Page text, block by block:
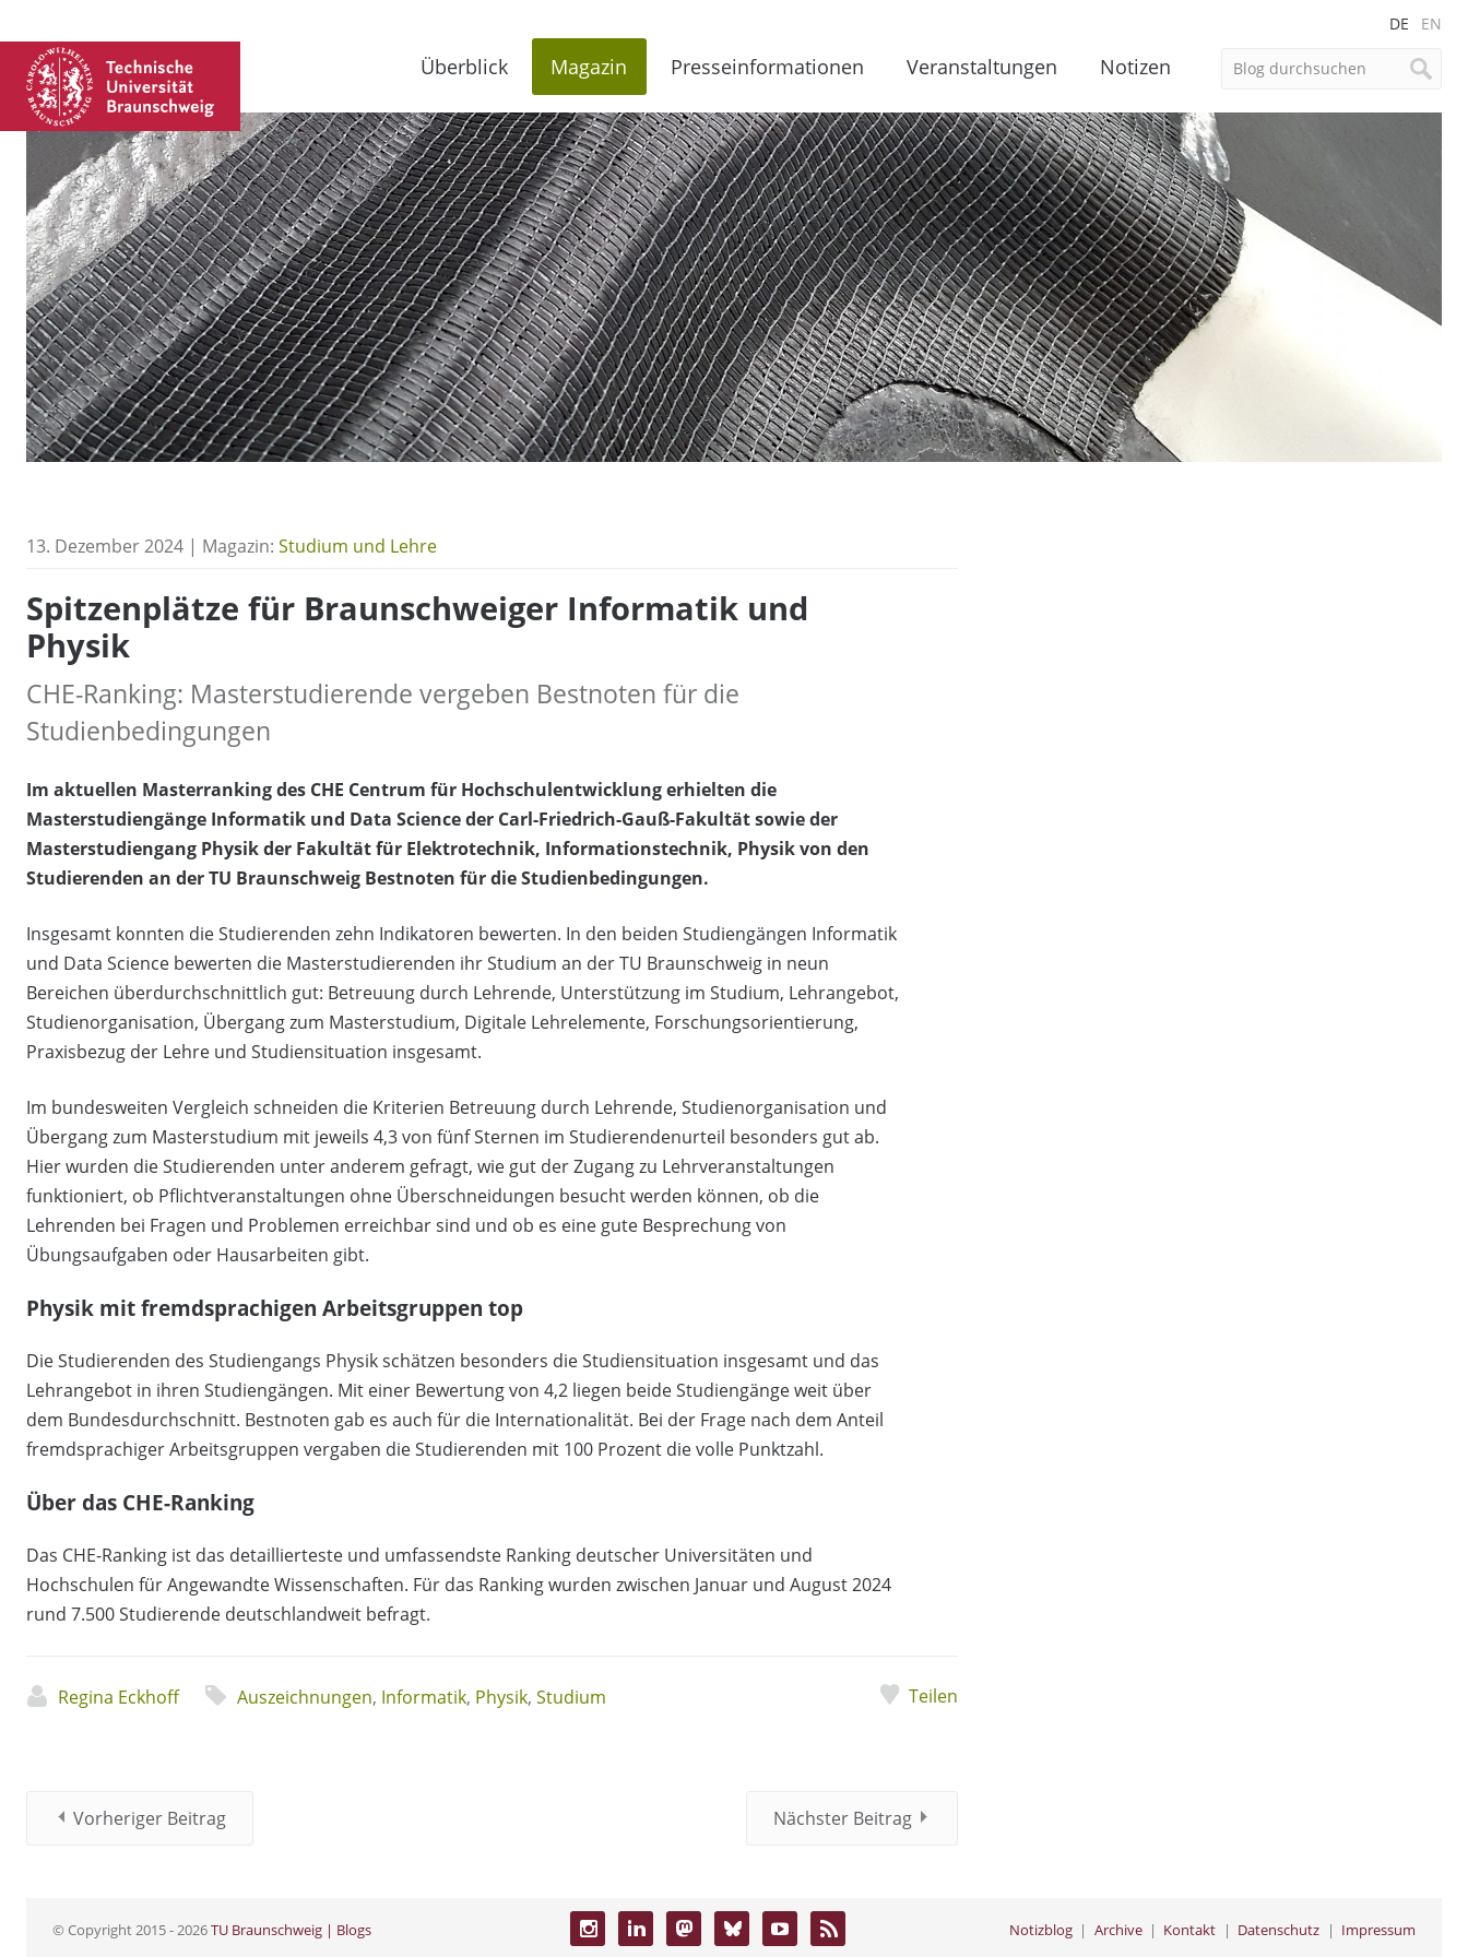
DE EN
Überblick Magazin Presseinformationen Veranstaltungen Notizen
13. Dezember 2024 | Magazin: Studium und Lehre
Spitzenplätze für Braunschweiger Informatik und
Physik
CHE-Ranking: Masterstudierende vergeben Bestnoten für die
Studienbedingungen
Im aktuellen Masterranking des CHE Centrum für Hochschulentwicklung erhielten die
Masterstudiengänge Informatik und Data Science der Carl-Friedrich-Gauß-Fakultät sowie der
Masterstudiengang Physik der Fakultät für Elektrotechnik, Informationstechnik, Physik von den
Studierenden an der TU Braunschweig Bestnoten für die Studienbedingungen.
Insgesamt konnten die Studierenden zehn Indikatoren bewerten. In den beiden Studiengängen Informatik
und Data Science bewerten die Masterstudierenden ihr Studium an der TU Braunschweig in neun
Bereichen überdurchschnittlich gut: Betreuung durch Lehrende, Unterstützung im Studium, Lehrangebot,
Studienorganisation, Übergang zum Masterstudium, Digitale Lehrelemente, Forschungsorientierung,
Praxisbezug der Lehre und Studiensituation insgesamt.
Im bundesweiten Vergleich schneiden die Kriterien Betreuung durch Lehrende, Studienorganisation und
Übergang zum Masterstudium mit jeweils 4,3 von fünf Sternen im Studierendenurteil besonders gut ab.
Hier wurden die Studierenden unter anderem gefragt, wie gut der Zugang zu Lehrveranstaltungen
funktioniert, ob Pflichtveranstaltungen ohne Überschneidungen besucht werden können, ob die
Lehrenden bei Fragen und Problemen erreichbar sind und ob es eine gute Besprechung von
Übungsaufgaben oder Hausarbeiten gibt.
Physik mit fremdsprachigen Arbeitsgruppen top
Die Studierenden des Studiengangs Physik schätzen besonders die Studiensituation insgesamt und das
Lehrangebot in ihren Studiengängen. Mit einer Bewertung von 4,2 liegen beide Studiengänge weit über
dem Bundesdurchschnitt. Bestnoten gab es auch für die Internationalität. Bei der Frage nach dem Anteil
fremdsprachiger Arbeitsgruppen vergaben die Studierenden mit 100 Prozent die volle Punktzahl.
Über das CHE-Ranking
Das CHE-Ranking ist das detaillierteste und umfassendste Ranking deutscher Universitäten und
Hochschulen für Angewandte Wissenschaften. Für das Ranking wurden zwischen Januar und August 2024
rund 7.500 Studierende deutschlandweit befragt.
Regina Eckhoff Auszeichnungen, Informatik, Physik, Studium Teilen
Vorheriger Beitrag Nächster Beitrag
Notizblog Archive Kontakt Datenschutz Impressum
© Copyright 2015 - 2026TU Braunschweig | Blogs